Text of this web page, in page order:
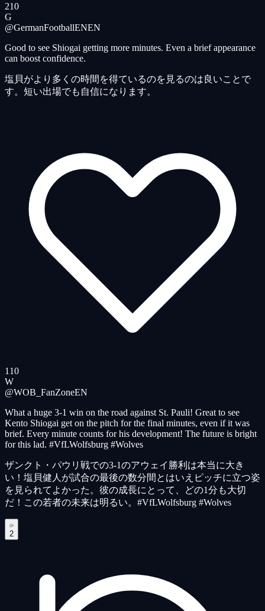
210
G
@GermanFootballENEN
Good to see Shiogai getting more minutes. Even a brief appearance
can boost confidence.
塩貝がより多くの時間を得ているのを見るのは良いことで
す。短い出場でも自信になります。
110
W
@WOB_FanZoneEN
What a huge 3-1 win on the road against St. Pauli! Great to see
Kento Shiogai get on the pitch for the final minutes, even if it was
brief. Every minute counts for his development! The future is bright
for this lad. #VfLWolfsburg #Wolves
ザンクト・パウリ戦での3-1のアウェイ勝利は本当に大き
い！塩貝健人が試合の最後の数分間とはいえピッチに立つ姿
を見られてよかった。彼の成長にとって、どの1分も大切
だ！この若者の未来は明るい。#VfLWolfsburg #Wolves
2